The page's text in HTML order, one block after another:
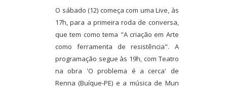
O sábado (12) começa com uma Live, às
17h, para a primeira roda de conversa,
que tem como tema "A criação em Arte
como ferramenta de resistência". A
programação segue às 19h, com Teatro
na obra 'O problema é a cerca' de
Renna (Buíque-PE) e a música de Mun